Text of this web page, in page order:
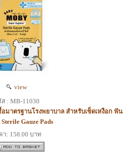
view
ส : MB-11030
มาตรฐานโรงพยาบาล สำหรับเช็ดเหงือก ฟัน
Gauze Pads
า: 158.00 บาท